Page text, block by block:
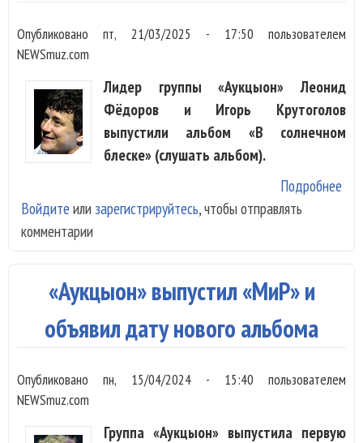
Опубликованопт, 21/03/2025 - 17:50 пользователем
NEWSmuz.com
Лидер группы «Аукцыон» Леонид
Фёдоров и Игорь Крутоголов
выпустили альбом «В солнечном
блеске» (слушать альбом).
Подробнее
Войдите или зарегистрируйтесь, чтобы отправлять
комментарии
«Аукцыон» выпустил «МиР» и
объявил дату нового альбома
Опубликованопн, 15/04/2024 - 15:40 пользователем
NEWSmuz.com
Группа «Аукцыон» выпустила первую